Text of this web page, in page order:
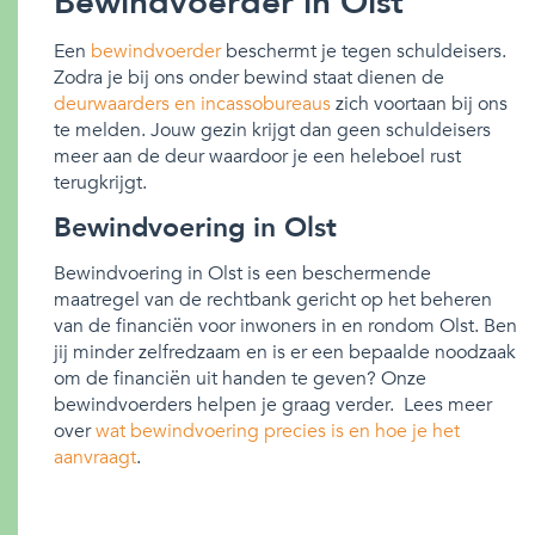
Een bewindvoerderbeschermt je tegen schuldeisers.
Zodra je bij ons onder bewind staat dienen de
deurwaarders en incassobureauszich voortaan bij ons
te melden. Jouw gezin krijgt dan geen schuldeisers
meer aan de deur waardoor je een heleboel rust
terugkrijgt.
Bewindvoering in Olst
Bewindvoering in Olst is een beschermende
maatregel van de rechtbank gericht op het beheren
van de financiën voor inwoners in en rondom Olst. Ben
jij minder zelfredzaam en is er een bepaalde noodzaak
om de financiën uit handen te geven? Onze
bewindvoerders helpen je graag verder. Lees meer
overwat bewindvoering precies is en hoe je het
aanvraagt.